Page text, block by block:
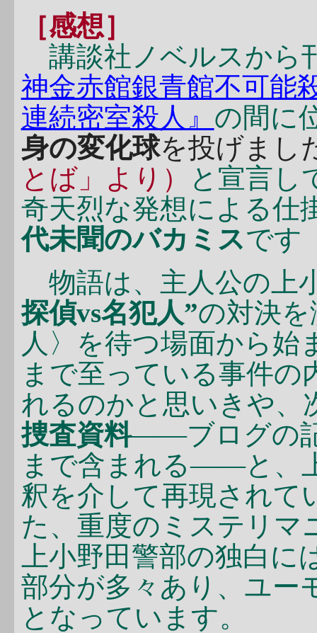
［感想］
講談社ノベルスから
神金赤館銀青館不可能
連続密室殺人』 の間に
身の変化球を投げまし
とば」より）
と宣言し
奇天烈な発想による仕
代未聞のバカミスです
物語は、主人公の上
探偵vs名犯人”の対決
人〉を待つ場面から始
まで至っている事件
れるのかと思いきや、
捜査資料――ブログの
まで含まれる――と、
釈を介して再現されて
た、重度のミステリマ
上小野田警部の独白
部分が多々あり、ユー
となっています。